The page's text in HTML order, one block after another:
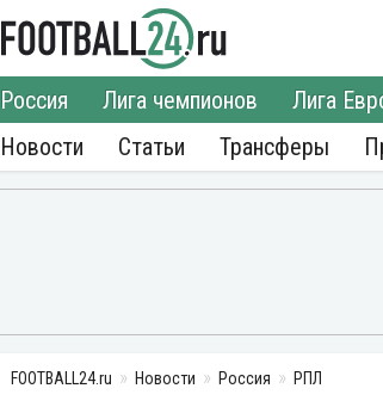
Новости
Россия Лига чемпионов Лига
Статьи
Трансферы
FOOTBALL24.ru Новости Россия РПЛ